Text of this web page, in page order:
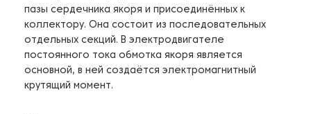
пазы сердечника якоря и присоединённых к
коллектору. Она состоит из последовательных
отдельных секций. В электродвигателе
постоянного тока обмотка якоря является
основной, в ней создаётся электромагнитный
крутящий момент.